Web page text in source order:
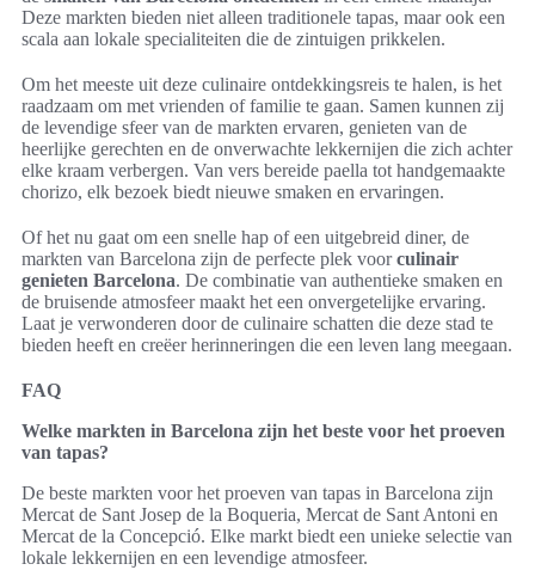
Deze markten bieden niet alleen traditionele tapas, maar ook een
scala aan lokale specialiteiten die de zintuigen prikkelen.
Om het meeste uit deze culinaire ontdekkingsreis te halen, is het
raadzaam om met vrienden of familie te gaan. Samen kunnen zij
de levendige sfeer van de markten ervaren, genieten van de
heerlijke gerechten en de onverwachte lekkernijen die zich achter
elke kraam verbergen. Van vers bereide paella tot handgemaakte
chorizo, elk bezoek biedt nieuwe smaken en ervaringen.
Of het nu gaat om een snelle hap of een uitgebreid diner, de
markten van Barcelona zijn de perfecte plek voorculinair
genieten Barcelona. De combinatie van authentieke smaken en
de bruisende atmosfeer maakt het een onvergetelijke ervaring.
Laat je verwonderen door de culinaire schatten die deze stad te
bieden heeft en creëer herinneringen die een leven lang meegaan.
FAQ
Welke markten in Barcelona zijn het beste voor het proeven
van tapas?
De beste markten voor het proeven van tapas in Barcelona zijn
Mercat de Sant Josep de la Boqueria, Mercat de Sant Antoni en
Mercat de la Concepció. Elke markt biedt een unieke selectie van
lokale lekkernijen en een levendige atmosfeer.